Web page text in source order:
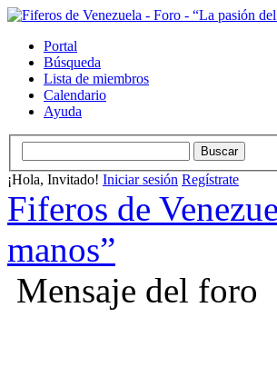
Portal
Búsqueda
Lista de miembros
Calendario
Ayuda
¡Hola, Invitado! Iniciar sesión Regístrate
Fiferos de
manos”
Mensaje del foro